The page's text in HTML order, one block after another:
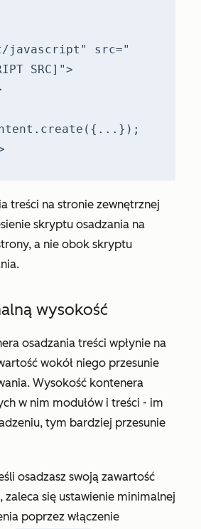
javascript" src="
SRC]">
treści na stronie zewnętrznej
skryptu osadzania na
a nie obok skryptu
wysokość
osadzania treści wpłynie na
wokół niego przesunie
Wysokość kontenera
w nim modułów i treści - im
tym bardziej przesunie
osadzasz swoją zawartość
zaleca się ustawienie minimalnej
poprzez włączenie